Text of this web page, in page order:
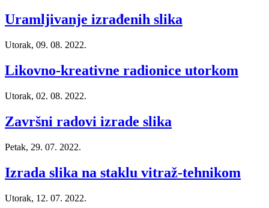
Uramljivanje izrađenih slika
Utorak, 09. 08. 2022.
Likovno-kreativne radionice utorkom
Utorak, 02. 08. 2022.
Završni radovi izrade slika
Petak, 29. 07. 2022.
Izrada slika na staklu vitraž-tehnikom
Utorak, 12. 07. 2022.